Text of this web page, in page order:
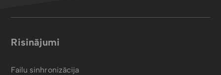
Risinājumi
Failu sinhronizācija